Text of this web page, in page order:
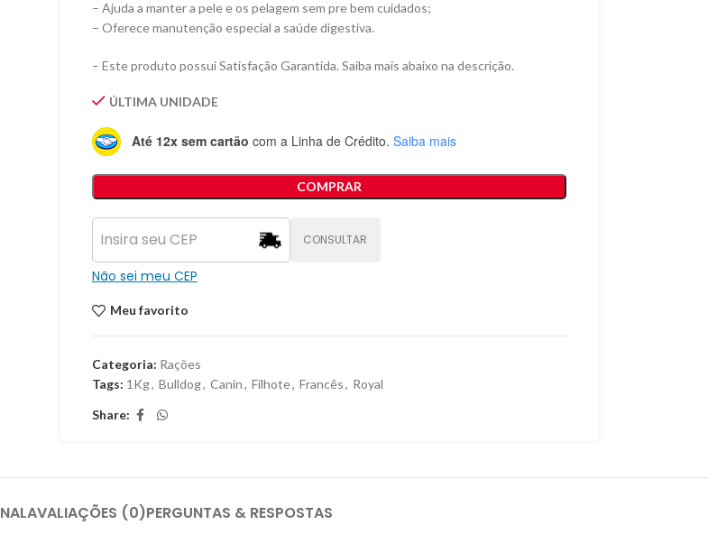
– Ajuda a manter a pele e os pelagem sem pre bem cuidados;
– Oferece manutenção especial a saúde digestiva.
– Este produto possui Satisfação Garantida. Saiba mais abaixo na descrição.
ÚLTIMA UNIDADE
Até 12x sem cartão com a Linha de Crédito. Saiba mais
COMPRAR
CONSULTAR
Não sei meu CEP
Meu favorito
Categoria: Rações
Tags: 1Kg, Bulldog, Canin, Filhote, Francês, Royal
Share:
AVALIAÇÕES (0)PERGUNTAS & RESPOSTAS